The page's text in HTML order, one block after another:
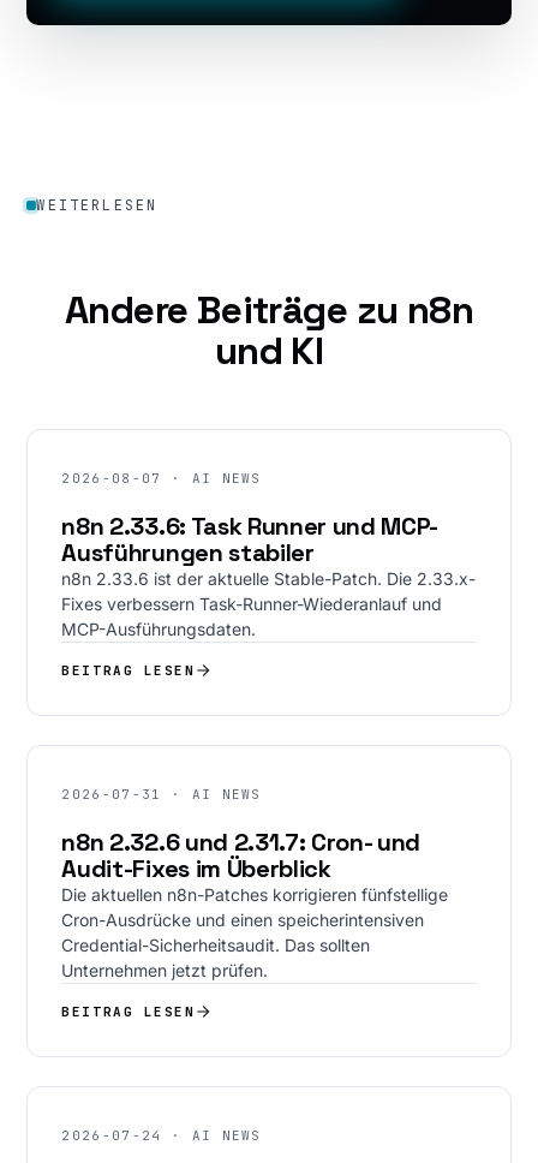
WEITERLESEN
Andere Beiträge zu n8n
und KI
2026-08-07 · AI NEWS
n8n 2.33.6: Task Runner und MCP-
Ausführungen stabiler
n8n 2.33.6 ist der aktuelle Stable-Patch. Die 2.33.x-
Fixes verbessern Task-Runner-Wiederanlauf und
MCP-Ausführungsdaten.
BEITRAG LESEN
2026-07-31 · AI NEWS
n8n 2.32.6 und 2.31.7: Cron- und
Audit-Fixes im Überblick
Die aktuellen n8n-Patches korrigieren fünfstellige
Cron-Ausdrücke und einen speicherintensiven
Credential-Sicherheitsaudit. Das sollten
Unternehmen jetzt prüfen.
BEITRAG LESEN
2026-07-24 · AI NEWS